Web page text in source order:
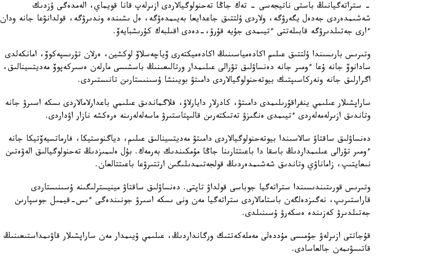
- ستراتەگيانىڭ باستى ناتيجەسى - تەك جاڭا تەحنولوگيالاردى ازىرلەپ قانا قويماي، الەمدەگى ۇزدىك
شەشىمدەردى جەدەل يگەرۋگە، ولاردى ۇلتتىق جاعدايعا بەيىمدەۋگە، ەل ىشىندە وندىرۋگە، قولدانۋعا جانە ودان
ءارى جەتىلدىرۋگە قابىلەتتى ءتيىمدى جۇيە قۇرۋ،-دەدى اقىلبەك كۇرىشبايەۆ.
وتىرىس بارىسىندا ۇلتتىق عىلىم اكادەمياسىنىڭ اكادەميكتەرى ۆياچەسلاۆ لوكشين، ەرلان تۇرىسپەكوۆ، امانكەلدى
سادانوۆ جانە ۇعا ءومىر جانە دەنساۋلىق تۋرالى عىلىمدار ورتالىعىنىڭ باسشىسى مارلەن ەسىركەپوۆ مەديتسينالىق،
اگرارلىق جانە ونەركاسىپتىك بيوتەحنولوگيالاردى دامىتۋ بويىنشا ۇسىنىستارىن تانىستىردى.
ساراپشىلار عىلىمي ينفراقۇرىلىمدى دامىتۋ، كادرلار دايارلاۋ، فلاگماندىق عىلىمي باعدارلامالاردى ىسكە اسىرۋ جانە
وتاندىق ازىرلەمەلەردى ءتيىمدى ەنگىزۋ تەتىكتەرىن قالىپتاستىرۋ ماسەلەلەرىنە ەرەكشە نازار اۋداردى.
دەنساۋلىق ساقتاۋ سالاسىندا بيوتەحنولوگيالاردى دامىتۋ مەديتسينالىق عىلىم، دياگنوستيكا، فارماتسيەۆتيكا جانە
ءومىر تۋرالى عىلىمداردىڭ باسقا دا باعىتتارىنا جاڭا مۇمكىندىك بەرمەك. بۇل ەلىمىزدىڭ تەحنولوگيالىق الەۋەتىن
نىعايتىپ، زاماناۋي وتاندىق شەشىمدەردىڭ قولجەتىمدىلىگىن ارتتىرۋعا باعىتتالعان.
وتىرىس قورىتىندىسىندا ستراتەگيا جوباسى قولداۋ تاپتى. دەنساۋلىق ساقتاۋ مينيسترلىگىنە ۇسىنىستاردى
قاراستىرىپ، نەگىزدەلگەن باستامالاردى ستراتەگيا مەن ونى ىسكە اسىرۋ جونىندەگى ءىس-قيمىل جوسپارىن
جەتىلدىرۋ كەزىندە ەسكەرۋ ۇسىنىلدى.
قۇجاتتى ازىرلەۋ جۇمىسى مۇددەلى مەملەكەتتىك ورگانداردىڭ، عىلىمي ۇيىمدار مەن ساراپشىلار قاۋىمداستىعىنىڭ
قاتىسۋىمەن جالعاسادى.